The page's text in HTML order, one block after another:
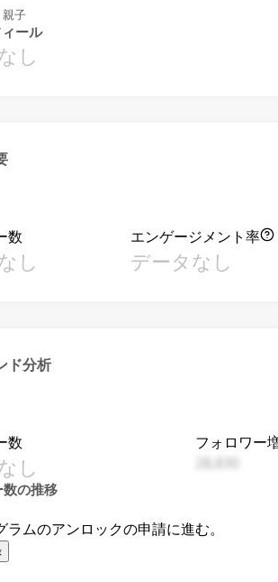
親子
ール
し
数
し
エンゲージメント率
データなし
ド分析
数
し
フォロワー
の推移
ラムのアンロックの申請に進む。